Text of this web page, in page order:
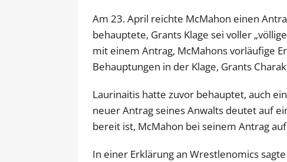
Am 23. April reichte McMahon einen
behauptete, Grants Klage sei voller
mit einem Antrag, McMahons vorläufige
Behauptungen in der Klage, Grants
Laurinaitis hatte zuvor behauptet, auch
neuer Antrag seines Anwalts deutet auf
bereit ist, McMahon bei seinem Antrag
In einer Erklärung an Wrestlenomics